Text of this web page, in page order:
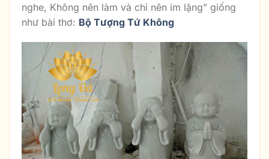
nghe, Không nên làm và chỉ nên im lặng” giống
như bài thơ: Bộ Tượng Tứ Không